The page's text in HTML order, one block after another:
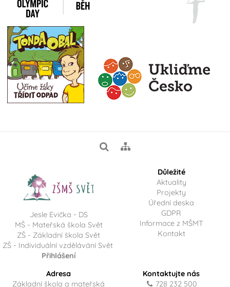
Jesle Evička - DS
MŠ - Mateřská škola Svět
ZŠ - Základní škola Svět
ZŠ - Individuální vzdělávání Svět
Přihlášení
Důležité
Aktuality
Projekty
Úřední deska
GDPR
Informace z MŠMT
Kontakt
Adresa
Základní škola a mateřská
Kontaktujte nás
728 232 500